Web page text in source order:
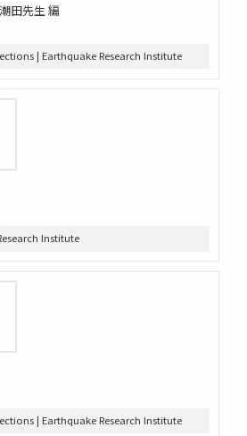
田先生 編
| Earthquake Research Institute
Institute
| Earthquake Research Institute